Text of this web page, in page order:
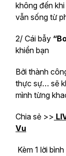
không đến
vẫn sống từ
2/ Cái bẫy
khiển bạn
Bởi thành
thực sự… sẽ
mình từng
Chia sẻ >>
Vu
Kèm 1 lời